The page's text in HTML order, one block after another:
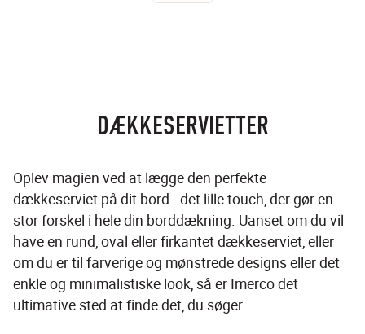
DÆKKESERVIETTER
Oplev magien ved at lægge den perfekte
dækkeserviet på dit bord - det lille touch, der gør en
stor forskel i hele din borddækning. Uanset om du vil
have en rund, oval eller firkantet dækkeserviet, eller
om du er til farverige og mønstrede designs eller det
enkle og minimalistiske look, så er Imerco det
ultimative sted at finde det, du søger.